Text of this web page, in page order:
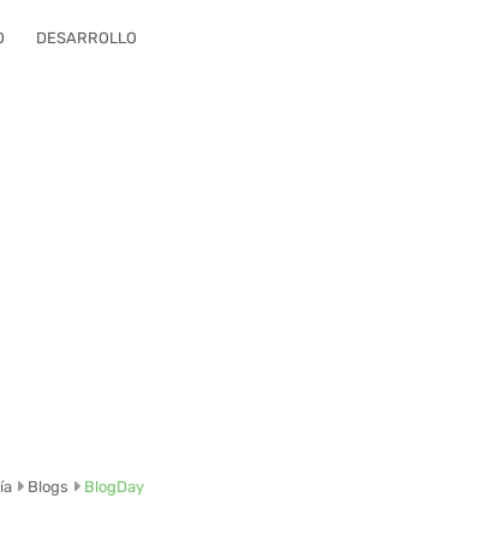
DESARROLLO
Blogs BlogDay